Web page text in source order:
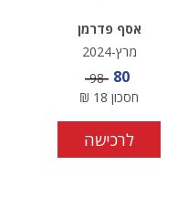
אסף פדרמן
מרץ-2024
מחיר מבצע
80 מחיר
98
חסכון 18
₪
לרכישה